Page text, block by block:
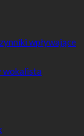
wpływające
wokalista